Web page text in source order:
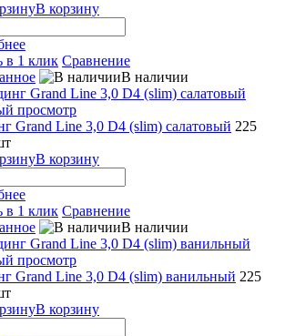
В корзину
в 1 клик Сравнение
В наличии
просмотр
Grand Line 3,0 D4 (slim) салатовый 225
В корзину
в 1 клик Сравнение
В наличии
просмотр
Grand Line 3,0 D4 (slim) ванильный 225
В корзину